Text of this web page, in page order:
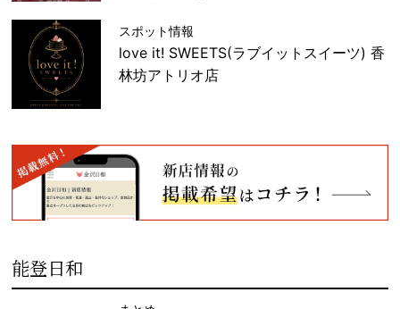
スポット情報
love it! SWEETS(ラブイットスイーツ) 香
林坊アトリオ店
能登日和